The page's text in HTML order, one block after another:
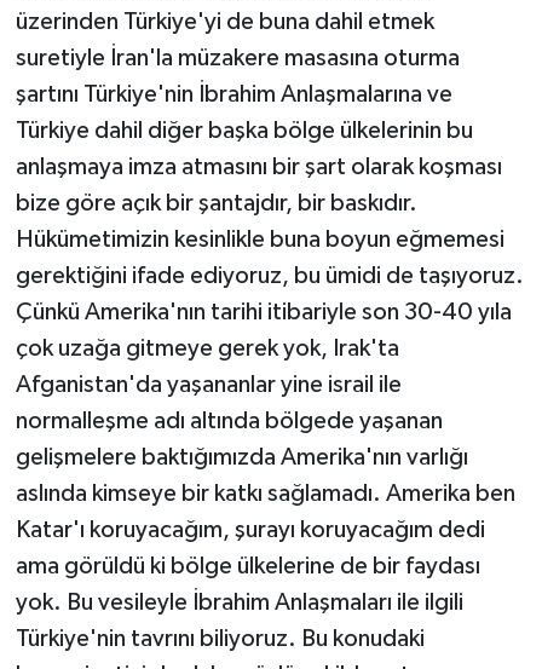
üzerinden Türkiye'yi de buna dahil etmek
suretiyle İran'la müzakere masasına oturma
şartını Türkiye'nin İbrahim Anlaşmalarına ve
Türkiye dahil diğer başka bölge ülkelerinin bu
anlaşmaya imza atmasını bir şart olarak koşması
bize göre açık bir şantajdır, bir baskıdır.
Hükümetimizin kesinlikle buna boyun eğmemesi
gerektiğini ifade ediyoruz, bu ümidi de taşıyoruz.
Çünkü Amerika'nın tarihi itibariyle son 30-40 yıla
çok uzağa gitmeye gerek yok, Irak'ta
Afganistan'da yaşananlar yine israil ile
normalleşme adı altında bölgede yaşanan
gelişmelere baktığımızda Amerika'nın varlığı
aslında kimseye bir katkı sağlamadı. Amerika ben
Katar'ı koruyacağım, şurayı koruyacağım dedi
ama görüldü ki bölge ülkelerine de bir faydası
yok. Bu vesileyle İbrahim Anlaşmaları ile ilgili
Türkiye'nin tavrını biliyoruz. Bu konudaki